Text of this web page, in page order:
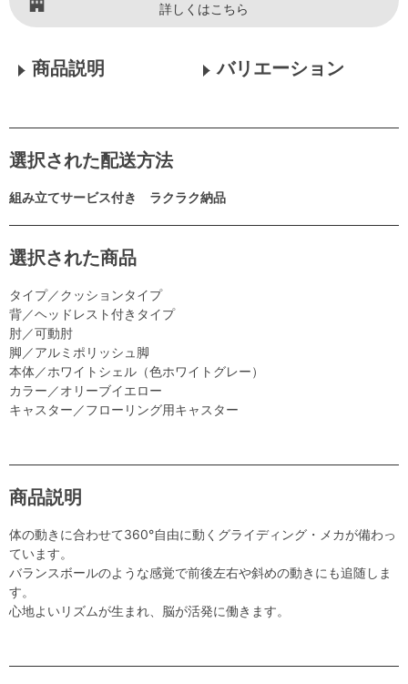
詳しくはこちら
商品説明 バリエーション
選択された配送方法
組み立てサービス付き ラクラク納品
選択された商品
タイプ／クッションタイプ
背／ヘッドレスト付きタイプ
肘／可動肘
脚／アルミポリッシュ脚
本体／ホワイトシェル（色ホワイトグレー）
カラー／オリーブイエロー
キャスター／フローリング用キャスター
商品説明
体の動きに合わせて360°自由に動くグライディング・メカが備わっ
ています。
バランスボールのような感覚で前後左右や斜めの動きにも追随しま
す。
心地よいリズムが生まれ、脳が活発に働きます。